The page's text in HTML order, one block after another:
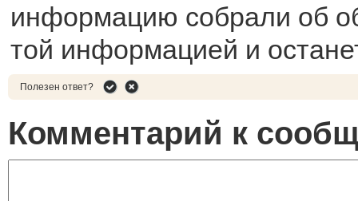
информацию собрали об
той информацией и
Полезен ответ?
Комментарий к